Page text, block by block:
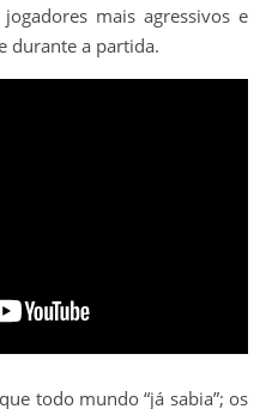
mais agressivos e
durante a partida.
todo mundo “já sabia”; os